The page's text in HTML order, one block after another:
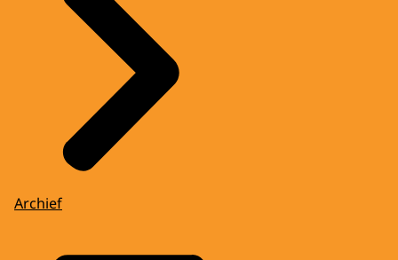
Archief